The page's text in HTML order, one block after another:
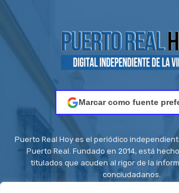
Marcar como fuente
Puerto Real Hoy es el periódico
Puerto Real. Fundado en 2014, está
titulados que acuden al rigor de la
conciudadanos.